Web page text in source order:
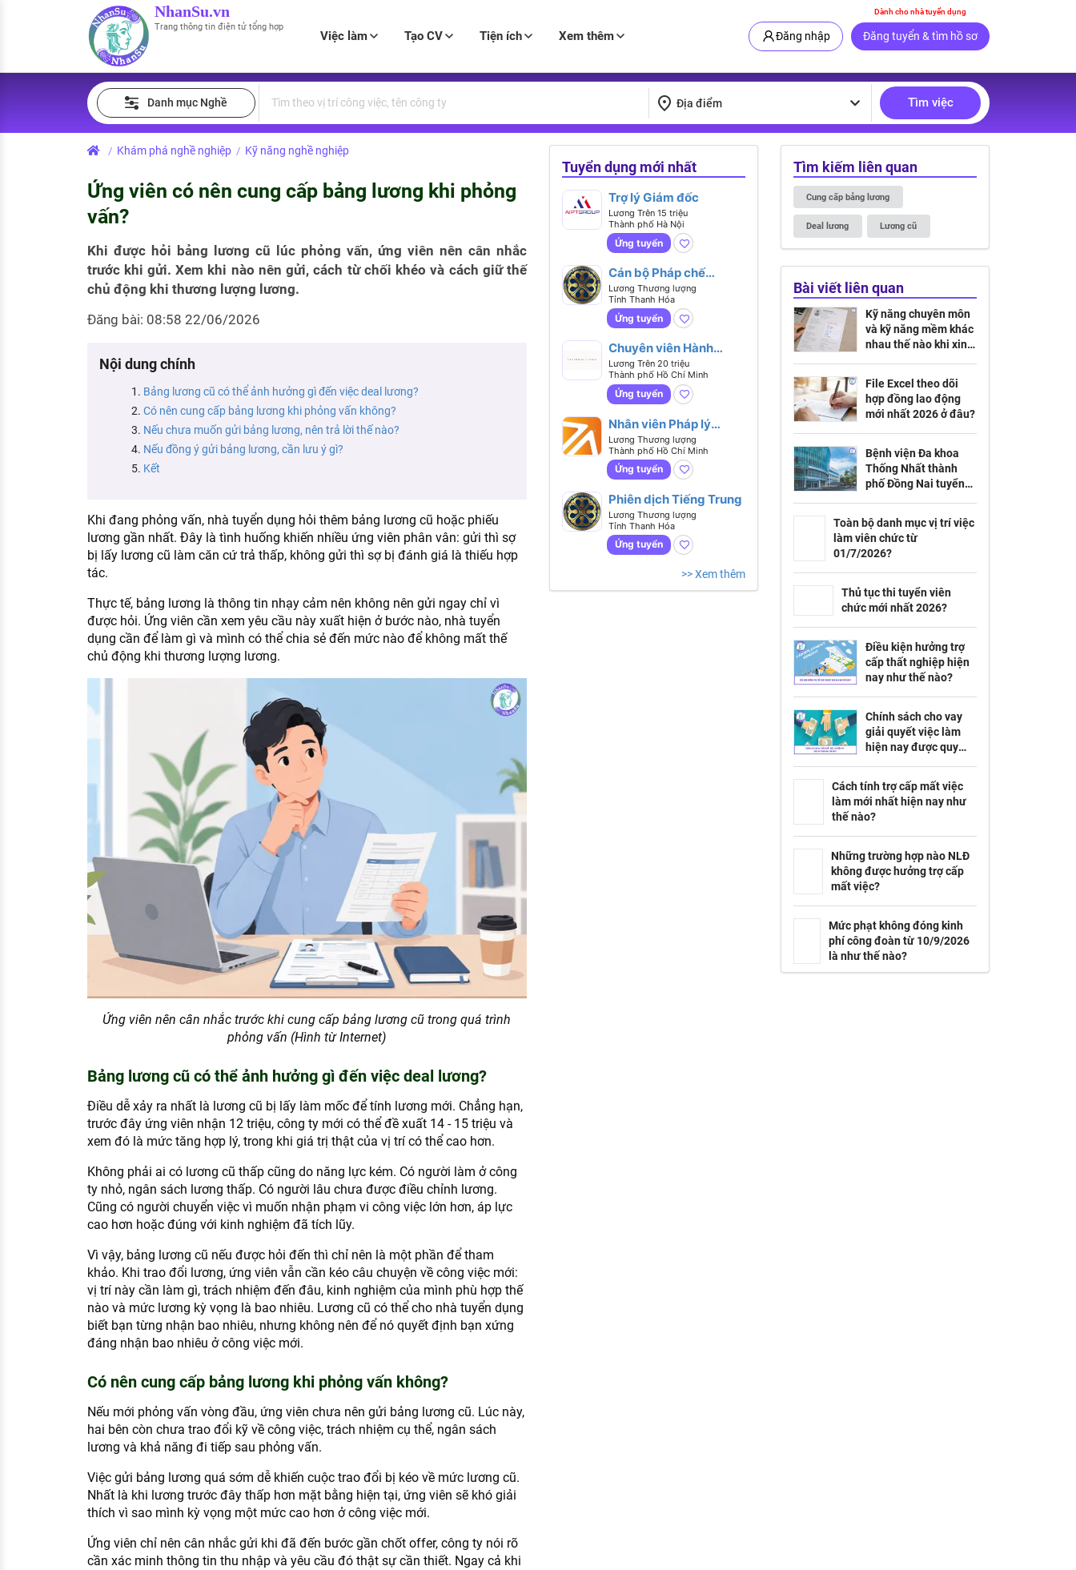
Dành cho nhà tuyển dụng
NhanSu.vn
Trang thông tin điện tử tổng hợp
Việc làm Tạo CV Tiện ích Xem thêm Đăng nhập Đăng tuyển & tìm hồ sơ
Tìm việc làm
Việc làm tốt nhất
Danh sách nhà tuyển dụng
Nhà tuyển dụng hàng đầu
Quản lý CV
MẪU CV THEO STYLE
Mẫu CV đơn giản
Mẫu CV hiện đại
Tính lương Gross - Net
PHÁP LUẬT VIỆT NAM
Văn bản pháp luật
Chính sách mới
Lao động và tiền lương
Thuế thu nhập
KHÁM PHÁ NGHỀ NGHIỆP
Kỹ năng nghề nghiệp
HƯỚNG NGHIỆP VIỆC LÀM
Xu hướng việc làm
XÂY DỰNG VÀ PHÁT TRIỂN ĐỘI NGŨ
TUYỂN DỤNG VIỆC LÀM
Danh mục Nghề Địa điểm Tìm việc
/ Khám phá nghề nghiệp / Kỹ năng nghề nghiệp
Ứng viên có nên cung cấp bảng lương khi phỏng
vấn?
Khi được hỏi bảng lương cũ lúc phỏng vấn, ứng viên nên cân nhắc
trước khi gửi. Xem khi nào nên gửi, cách từ chối khéo và cách giữ thế
chủ động khi thương lượng lương.
Đăng bài: 08:58 22/06/2026
Nội dung chính
Bảng lương cũ có thể ảnh hưởng gì đến việc deal lương?
Có nên cung cấp bảng lương khi phỏng vấn không?
Nếu chưa muốn gửi bảng lương, nên trả lời thế nào?
Nếu đồng ý gửi bảng lương, cần lưu ý gì?
Kết
Khi đang phỏng vấn, nhà tuyển dụng hỏi thêm bảng lương cũ hoặc phiếu
lương gần nhất. Đây là tình huống khiến nhiều ứng viên phân vân: gửi thì sợ
bị lấy lương cũ làm căn cứ trả thấp, không gửi thì sợ bị đánh giá là thiếu hợp
tác.
Thực tế, bảng lương là thông tin nhạy cảm nên không nên gửi ngay chỉ vì
được hỏi. Ứng viên cần xem yêu cầu này xuất hiện ở bước nào, nhà tuyển
dụng cần để làm gì và mình có thể chia sẻ đến mức nào để không mất thế
chủ động khi thương lượng lương.
Ứng viên nên cân nhắc trước khi cung cấp bảng lương cũ trong quá trình
phỏng vấn (Hình từ Internet)
Bảng lương cũ có thể ảnh hưởng gì đến việc deal lương?
Điều dễ xảy ra nhất là lương cũ bị lấy làm mốc để tính lương mới. Chẳng hạn,
trước đây ứng viên nhận 12 triệu, công ty mới có thể đề xuất 14 - 15 triệu và
xem đó là mức tăng hợp lý, trong khi giá trị thật của vị trí có thể cao hơn.
Không phải ai có lương cũ thấp cũng do năng lực kém. Có người làm ở công
ty nhỏ, ngân sách lương thấp. Có người lâu chưa được điều chỉnh lương.
Cũng có người chuyển việc vì muốn nhận phạm vi công việc lớn hơn, áp lực
cao hơn hoặc đúng với kinh nghiệm đã tích lũy.
Vì vậy, bảng lương cũ nếu được hỏi đến thì chỉ nên là một phần để tham
khảo. Khi trao đổi lương, ứng viên vẫn cần kéo câu chuyện về công việc mới:
vị trí này cần làm gì, trách nhiệm đến đâu, kinh nghiệm của mình phù hợp thế
nào và mức lương kỳ vọng là bao nhiêu. Lương cũ có thể cho nhà tuyển dụng
biết bạn từng nhận bao nhiêu, nhưng không nên để nó quyết định bạn xứng
đáng nhận bao nhiêu ở công việc mới.
Có nên cung cấp bảng lương khi phỏng vấn không?
Nếu mới phỏng vấn vòng đầu, ứng viên chưa nên gửi bảng lương cũ. Lúc này,
hai bên còn chưa trao đổi kỹ về công việc, trách nhiệm cụ thể, ngân sách
lương và khả năng đi tiếp sau phỏng vấn.
Việc gửi bảng lương quá sớm dễ khiến cuộc trao đổi bị kéo về mức lương cũ.
Nhất là khi lương trước đây thấp hơn mặt bằng hiện tại, ứng viên sẽ khó giải
thích vì sao mình kỳ vọng một mức cao hơn ở công việc mới.
Ứng viên chỉ nên cân nhắc gửi khi đã đến bước gần chốt offer, công ty nói rõ
cần xác minh thông tin thu nhập và yêu cầu đó thật sự cần thiết. Ngay cả khi
Tuyển dụng mới nhất
Trợ lý Giám đốc
Lương Trên 15 triệu
Thành phố Hà Nội
Ứng tuyển
Cán bộ Pháp chế
Doanh nghiệp
Lương Thương lượng
Tỉnh Thanh Hóa
Ứng tuyển
Chuyên viên Hành
chính nhân sự -
Biết tiếng
Anh hoặc tiếng Trung
Lương Trên 20 triệu
Thành phố Hồ Chí Minh
Ứng tuyển
Nhân viên Pháp lý
(Legal Executive)
Lương Thương lượng
Thành phố Hồ Chí Minh
Ứng tuyển
Phiên dịch Tiếng Trung
Lương Thương lượng
Tỉnh Thanh Hóa
Ứng tuyển
>> Xem thêm
Tìm kiếm liên quan
Cung cấp bảng lương
Deal lương Lương cũ
Bài viết liên quan
Kỹ năng chuyên môn
và kỹ năng mềm khác
nhau thế nào khi xin
File Excel theo dõi
hợp đồng lao động
mới nhất 2026 ở đâu?
Bệnh viện Đa khoa
Thống Nhất thành
phố Đồng Nai tuyển
chi tiết ra sao?
Toàn bộ danh mục vị trí việc
làm viên chức từ
01/7/2026?
Thủ tục thi tuyển viên
chức mới nhất 2026?
Điều kiện hưởng trợ
cấp thất nghiệp hiện
nay như thế nào?
Chính sách cho vay
giải quyết việc làm
hiện nay được quy
Cách tính trợ cấp mất việc
làm mới nhất hiện nay như
thế nào?
Những trường hợp nào NLĐ
không được hưởng trợ cấp
mất việc?
Mức phạt không đóng kinh
phí công đoàn từ 10/9/2026
là như thế nào?